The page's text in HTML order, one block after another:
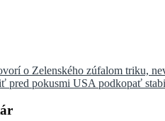
o Zelenského zúfalom triku,
pred pokusmi USA podkopať